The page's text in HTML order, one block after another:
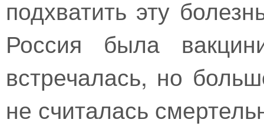
подхватить эту
Россия была
встречалась, но
не считалась